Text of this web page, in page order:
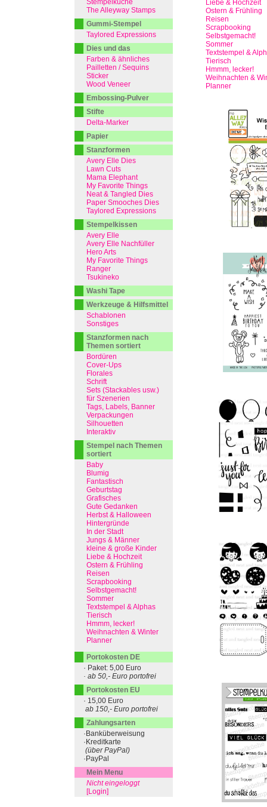
Liebe & Hochzeit
Ostern & Frühling
Reisen
Scrapbooking
Selbstgemacht!
Sommer
Textstempel &
Tierisch
Hmmm, lecker!
Weihnachten &
Planner
Stempelküche
The Alleyway Stamps
Gummi-Stempel
Taylored Expressions
Dies und das
Farben & ähnliches
Pailletten / Sequins
Sticker
Wood Veneer
Embossing-Pulver
Stifte
Delta-Marker
Papier
Stanzformen
Avery Elle Dies
Lawn Cuts
Mama Elephant
My Favorite Things
Neat & Tangled Dies
Paper Smooches Dies
Taylored Expressions
Stempelkissen
Avery Elle
Avery Elle Nachfüller
Hero Arts
My Favorite Things
Ranger
Tsukineko
Washi Tape
Werkzeuge & Hilfsmittel
Schablonen
Sonstiges
Stanzformen nach
Themen sortiert
Bordüren
Cover-Ups
Florales
Schrift
Sets (Stackables usw.)
für Szenerien
Tags, Labels, Banner
Verpackungen
Silhouetten
Interaktiv
Stempel nach Themen
sortiert
Baby
Blumig
Fantastisch
Geburtstag
Grafisches
Gute Gedanken
Herbst & Halloween
Hintergründe
In der Stadt
Jungs & Männer
kleine & große Kinder
Liebe & Hochzeit
Ostern & Frühling
Reisen
Scrapbooking
Selbstgemacht!
Sommer
Textstempel & Alphas
Tierisch
Hmmm, lecker!
Weihnachten & Winter
Planner
Portokosten DE
· Paket: 5,00 Euro
· ab 50,- Euro portofrei
Portokosten EU
· 15,00 Euro
ab 150,- Euro portofrei
Zahlungsarten
·Banküberweisung
·Kreditkarte
(über PayPal)
·PayPal
Mein Menu
Nicht eingeloggt
[Login]